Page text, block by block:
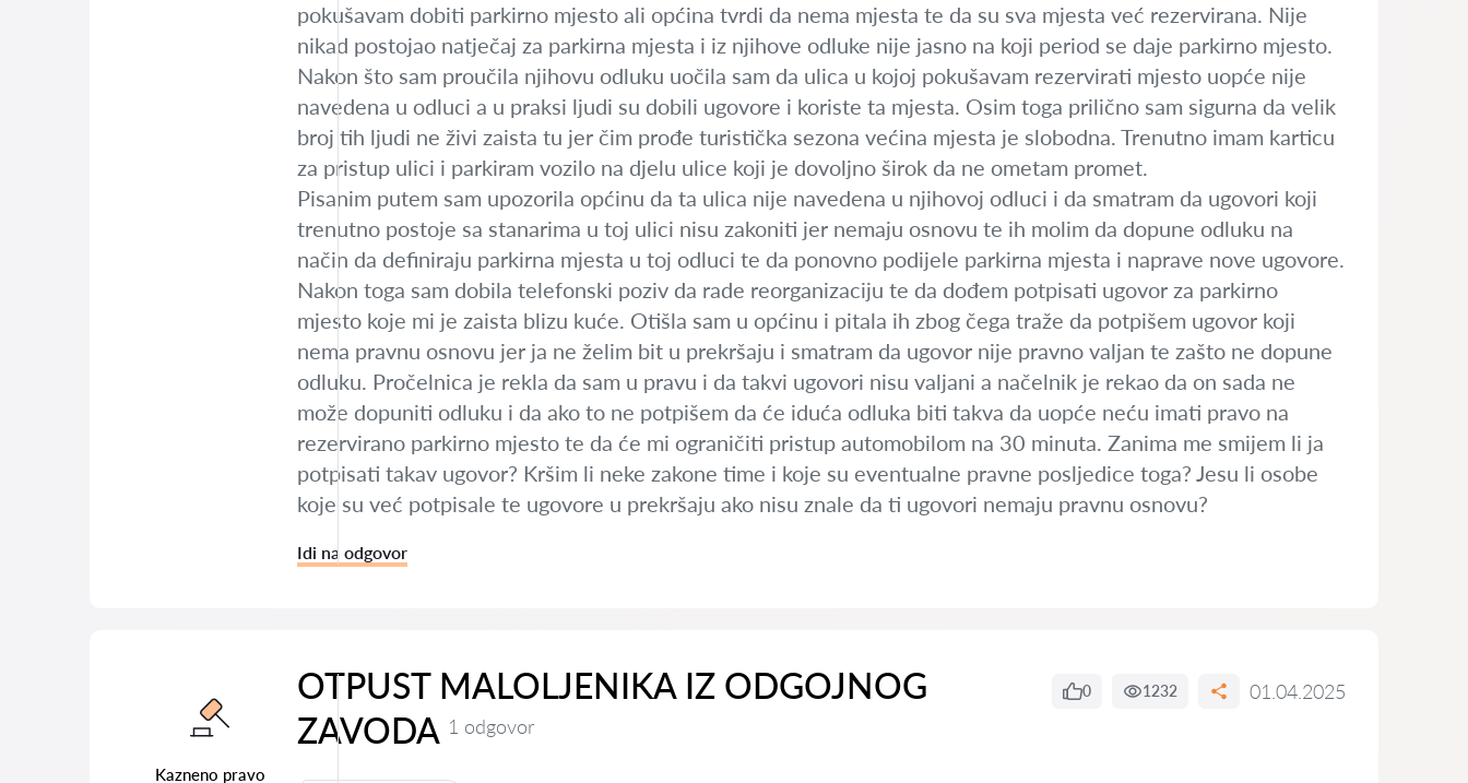
pokušavam dobiti parkirno mjesto ali općina tvrdi da nema mjesta te da su sva mjesta već rezervirana. Nije
nikad postojao natječaj za parkirna mjesta i iz njihove odluke nije jasno na koji period se daje parkirno mjesto.
Nakon što sam proučila njihovu odluku uočila sam da ulica u kojoj pokušavam rezervirati mjesto uopće nije
navedena u odluci a u praksi ljudi su dobili ugovore i koriste ta mjesta. Osim toga prilično sam sigurna da velik
broj tih ljudi ne živi zaista tu jer čim prođe turistička sezona većina mjesta je slobodna. Trenutno imam karticu
za pristup ulici i parkiram vozilo na djelu ulice koji je dovoljno širok da ne ometam promet.
Pisanim putem sam upozorila općinu da ta ulica nije navedena u njihovoj odluci i da smatram da ugovori koji
trenutno postoje sa stanarima u toj ulici nisu zakoniti jer nemaju osnovu te ih molim da dopune odluku na
način da definiraju parkirna mjesta u toj odluci te da ponovno podijele parkirna mjesta i naprave nove ugovore.
Nakon toga sam dobila telefonski poziv da rade reorganizaciju te da dođem potpisati ugovor za parkirno
mjesto koje mi je zaista blizu kuće. Otišla sam u općinu i pitala ih zbog čega traže da potpišem ugovor koji
nema pravnu osnovu jer ja ne želim bit u prekršaju i smatram da ugovor nije pravno valjan te zašto ne dopune
odluku. Pročelnica je rekla da sam u pravu i da takvi ugovori nisu valjani a načelnik je rekao da on sada ne
može dopuniti odluku i da ako to ne potpišem da će iduća odluka biti takva da uopće neću imati pravo na
rezervirano parkirno mjesto te da će mi ograničiti pristup automobilom na 30 minuta. Zanima me smijem li ja
potpisati takav ugovor? Kršim li neke zakone time i koje su eventualne pravne posljedice toga? Jesu li osobe
koje su već potpisale te ugovore u prekršaju ako nisu znale da ti ugovori nemaju pravnu osnovu?
Idi na odgovor
Kazneno pravo
OTPUST MALOLJENIKA IZ ODGOJNOG
ZAVODA 1 odgovor
0 1232 01.04.2025